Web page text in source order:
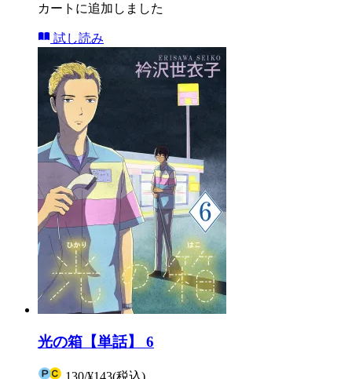
カートに追加しました
試し読み
光の箱【単話】 6